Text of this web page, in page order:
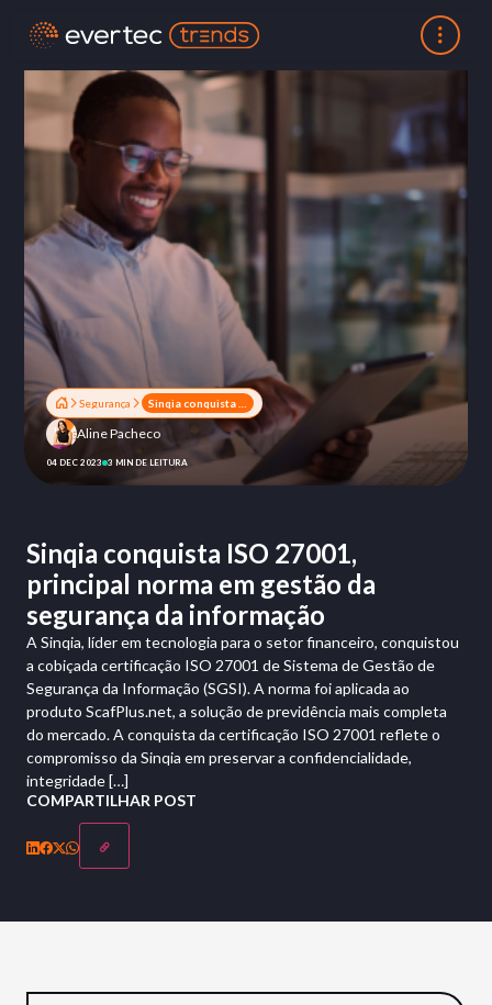
Segurança
Aline Pacheco
04 DEC 2023 3 MIN DE LEITURA
Sinqia conquista ISO 27001,
principal norma em gestão da
segurança da informação
A Sinqia, líder em tecnologia para o setor financeiro, conquistou
a cobiçada certificação ISO 27001 de Sistema de Gestão de
Segurança da Informação (SGSI). A norma foi aplicada ao
produto ScafPlus.net, a solução de previdência mais completa
do mercado. A conquista da certificação ISO 27001 reflete o
compromisso da Sinqia em preservar a confidencialidade,
integridade […]
COMPARTILHAR POST